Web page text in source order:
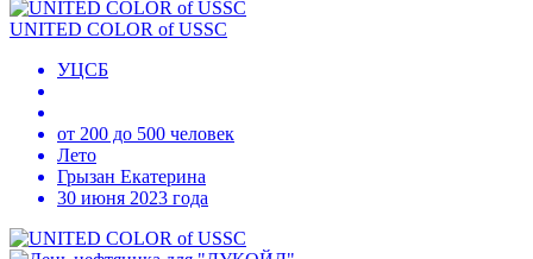
UNITED COLOR of USSC
УЦСБ
от 200 до 500 человек
Лето
Грызан Екатерина
30 июня 2023 года